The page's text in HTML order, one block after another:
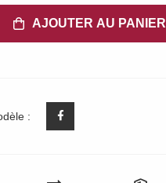
AJOUTER AU PANIER
: